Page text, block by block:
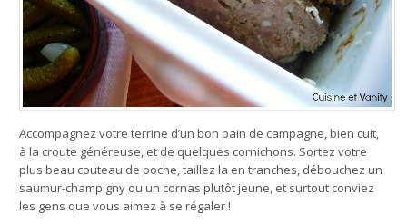
Accompagnez votre terrine d’un bon pain de campagne, bien cuit,
à la croute généreuse, et de quelques cornichons. Sortez votre
plus beau couteau de poche, taillez la en tranches, débouchez un
saumur-champigny ou un cornas plutôt jeune, et surtout conviez
les gens que vous aimez à se régaler !